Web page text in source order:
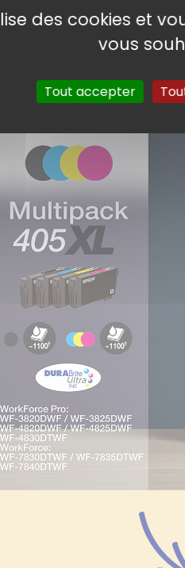
des cookies et
vous
Tout accepter